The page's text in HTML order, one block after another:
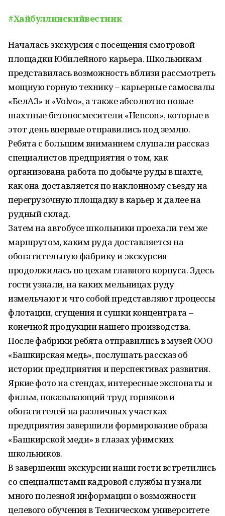
#Хайбуллинскийвестник
Началась экскурсия с посещения смотровой
площадки Юбилейного карьера. Школьникам
представилась возможность вблизи рассмотреть
мощную горную технику – карьерные самосвалы
«БелАЗ» и «Volvo», а также абсолютно новые
шахтные бетоносмесители «Hencon», которые в
этот день впервые отправились под землю.
Ребята с большим вниманием слушали рассказ
специалистов предприятия о том, как
организована работа по добыче руды в шахте,
как она доставляется по наклонному съезду на
перегрузочную площадку в карьер и далее на
рудный склад.
Затем на автобусе школьники проехали тем же
маршрутом, каким руда доставляется на
обогатительную фабрику и экскурсия
продолжилась по цехам главного корпуса. Здесь
гости узнали, на каких мельницах руду
измельчают и что собой представляют процессы
флотации, сгущения и сушки концентрата –
конечной продукции нашего производства.
После фабрики ребята отправились в музей ООО
«Башкирская медь», послушать рассказ об
истории предприятия и перспективах развития.
Яркие фото на стендах, интересные экспонаты и
фильм, показывающий труд горняков и
обогатителей на различных участках
предприятия завершили формирование образа
«Башкирской меди» в глазах уфимских
школьников.
В завершении экскурсии наши гости встретились
со специалистами кадровой службы и узнали
много полезной информации о возможности
целевого обучения в Техническом университете